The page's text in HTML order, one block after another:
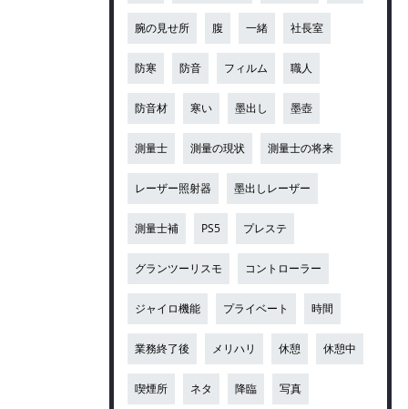
腕の見せ所 腹 一緒 社長室
防寒 防音 フィルム 職人
防音材 寒い 墨出し 墨壺
測量士 測量の現状 測量士の将来
レーザー照射器 墨出しレーザー
測量士補 PS5 プレステ
グランツーリスモ コントローラー
ジャイロ機能 プライベート 時間
業務終了後 メリハリ 休憩 休憩中
喫煙所 ネタ 降臨 写真